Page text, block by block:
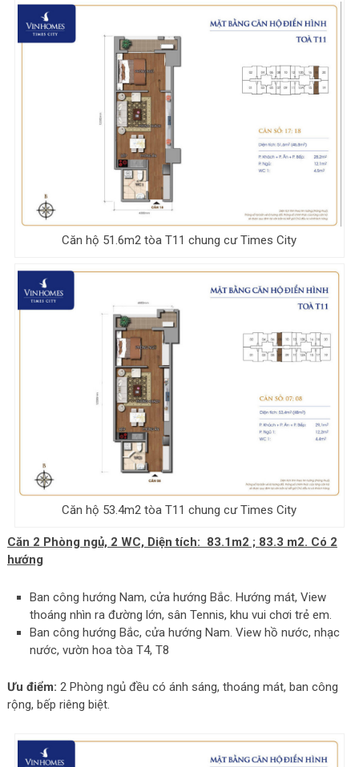
Căn hộ 51.6m2 tòa T11 chung cư Times City
Căn hộ 53.4m2 tòa T11 chung cư Times City
Căn 2 Phòng ngủ, 2 WC, Diện tích: 83.1m2 ; 83.3 m2. Có 2
hướng
Ban công hướng Nam, cửa hướng Bắc. Hướng mát, View
thoáng nhìn ra đường lớn, sân Tennis, khu vui chơi trẻ em.
Ban công hướng Bắc, cửa hướng Nam. View hồ nước, nhạc
nước, vườn hoa tòa T4, T8
Ưu điểm: 2 Phòng ngủ đều có ánh sáng, thoáng mát, ban công
rộng, bếp riêng biệt.